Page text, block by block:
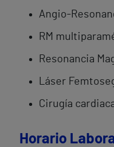
Angio-
RM
Resonancia
Láser
Cirugía
Horario